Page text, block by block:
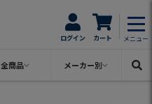
ログイン カート メニュー
全商品 メーカー別